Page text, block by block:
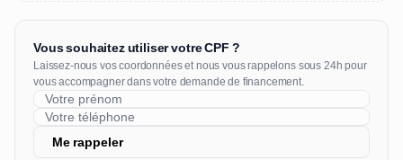
Vous souhaitez utiliser votre CPF ?
Laissez-nous vos coordonnées et nous vous rappelons sous 24h pour
vous accompagner dans votre demande de financement.
Me rappeler